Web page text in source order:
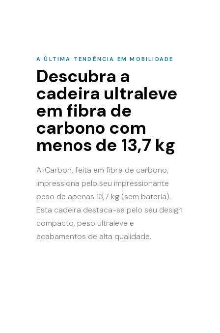
A ÚLTIMA TENDÊNCIA EM MOBILIDADE
Descubra a
cadeira ultraleve
em fibra de
carbono com
menos de 13,7 kg
A iCarbon, feita em fibra de carbono,
impressiona pelo seu impressionante
peso de apenas 13,7 kg (sem bateria).
Esta cadeira destaca-se pelo seu design
compacto, peso ultraleve e
acabamentos de alta qualidade.